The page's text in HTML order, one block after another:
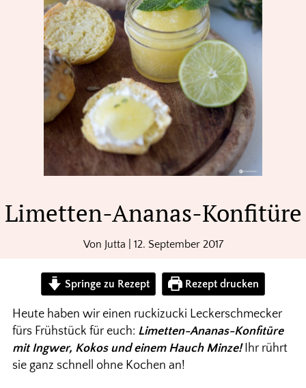
Limetten-Ananas-Konfitüre
Von Jutta 12. September 2017
Springe zu Rezept Rezept drucken
Heute haben wir einen ruckizucki Leckerschmecker
fürs Frühstück für euch: Limetten-Ananas-Konfitüre
mit Ingwer, Kokos und einem Hauch Minze! Ihr rührt
sie ganz schnell ohne Kochen an!